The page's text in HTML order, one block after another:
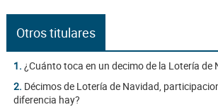
Otros titulares
1. ¿Cuánto toca en un decimo de la Lotería de
2. Décimos de Lotería de Navidad,
diferencia hay?